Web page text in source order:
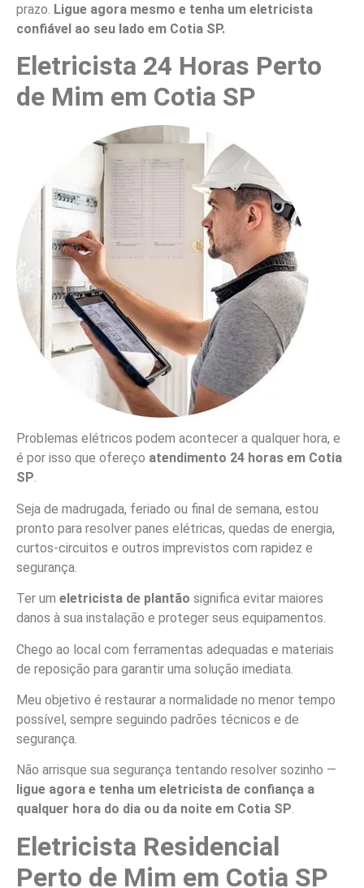
prazo. Ligue agora mesmo e tenha um eletricista
confiável ao seu lado em Cotia SP.
Eletricista 24 Horas Perto
de Mim em Cotia SP
Problemas elétricos podem acontecer a qualquer hora, e
é por isso que ofereço atendimento 24 horas em Cotia
SP.
Seja de madrugada, feriado ou final de semana, estou
pronto para resolver panes elétricas, quedas de energia,
curtos-circuitos e outros imprevistos com rapidez e
segurança.
Ter um eletricista de plantão significa evitar maiores
danos à sua instalação e proteger seus equipamentos.
Chego ao local com ferramentas adequadas e materiais
de reposição para garantir uma solução imediata.
Meu objetivo é restaurar a normalidade no menor tempo
possível, sempre seguindo padrões técnicos e de
segurança.
Não arrisque sua segurança tentando resolver sozinho —
ligue agora e tenha um eletricista de confiança a
qualquer hora do dia ou da noite em Cotia SP.
Eletricista Residencial
Perto de Mim em Cotia SP